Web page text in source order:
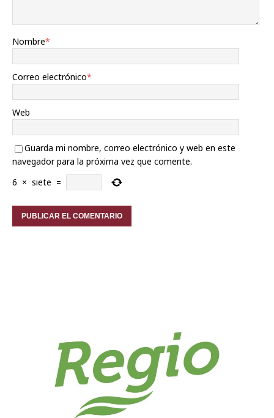
Nombre*
Correo electrónico*
Web
Guarda mi nombre, correo electrónico y web en este
navegador para la próxima vez que comente.
6 × siete =